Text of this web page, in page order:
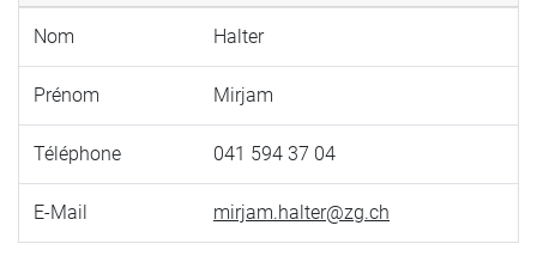
Nom Halter
Prénom Mirjam
Téléphone 041 594 37 04
E-Mail mirjam.halter@zg.ch